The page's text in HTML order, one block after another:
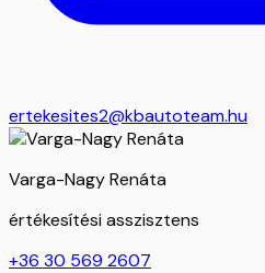
ertekesites2@kbautoteam.hu
Varga-Nagy Renáta
értékesítési asszisztens
+36 30 569 2607